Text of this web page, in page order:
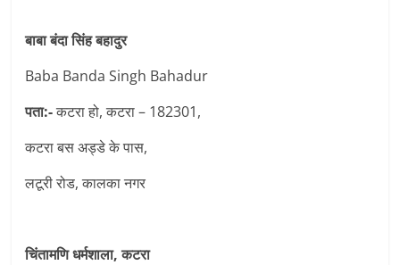
बाबा बंदा सिंह बहादुर
Baba Banda Singh Bahadur
पता:-कटरा हो, कटरा – 182301,
कटरा बस अड्डे के पास,
लटूरी रोड, कालका नगर
चिंतामणि धर्मशाला, कटरा